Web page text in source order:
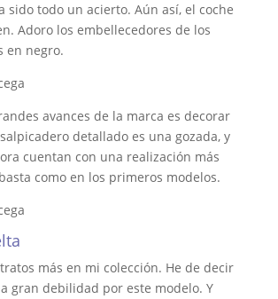
sido todo un acierto. Aún así, el coche
Adoro los embellecedores de los
en negro.
avances de la marca es decorar
detallado es una gozada, y
cuentan con una realización más
como en los primeros modelos.
más en mi colección. He de decir
gran debilidad por este modelo. Y